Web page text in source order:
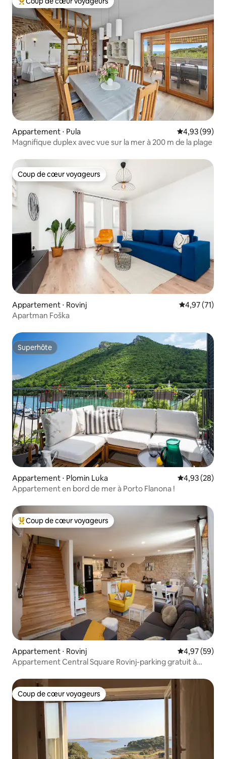
Coups de cœur voyageurs les plus appréciés
Appartement ⋅ Pula Évaluation
4,93 (99)
Magnifique duplex avec vue sur la mer à 200 m de la plage
Coup de cœur voyageurs
Coup de cœur voyageurs
Appartement ⋅ Rovinj Évaluation
4,97 (71)
Apartman Foška
Superhôte
Superhôte
Appartement ⋅ Plomin Luka Évaluation
4,93 (28)
Appartement en bord de mer à Porto Flanona !
Coups de cœur voyageurs les plus appréciés
Coup de cœur voyageurs
Appartement ⋅ Rovinj Évaluation
4,97 (59)
Appartement Central Square Rovinj-parking gratuit à
Coup de cœur voyageurs
Coup de cœur voyageurs